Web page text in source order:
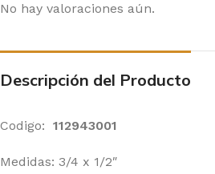
No hay valoraciones aún.
Descripción del Producto
Codigo: 112943001
Medidas: 3/4 x 1/2″